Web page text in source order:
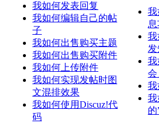
我如何发表回复
我如何编辑自己的帖
子
我如何出售购买主题
我如何出售购买附件
我如何上传附件
我如何实现发帖时图
文混排效果
我如何使用Discuz!代
码
我
我
我
会
我
我
的